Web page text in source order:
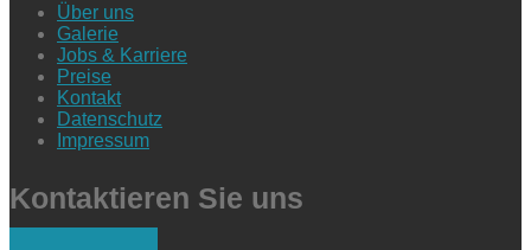
Über uns
Galerie
Jobs & Karriere
Preise
Kontakt
Datenschutz
Impressum
Kontaktieren Sie uns